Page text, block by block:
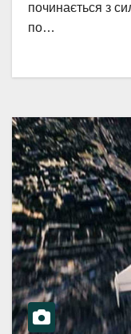
починається з
по…